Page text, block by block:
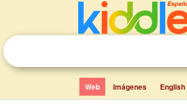
Web Imágenes English